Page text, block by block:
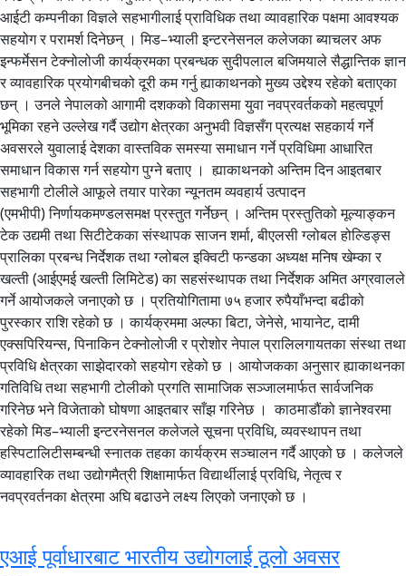
आईटी कम्पनीका विज्ञले सहभागीलाई प्राविधिक तथा व्यावहारिक पक्षमा आवश्यक
सहयोग र परामर्श दिनेछन् । मिड–भ्याली इन्टरनेसनल कलेजका ब्याचलर अफ
इन्फर्मेसन टेक्नोलोजी कार्यक्रमका प्रबन्धक सुदीपलाल बजिमयाले सैद्धान्तिक ज्ञान
र व्यावहारिक प्रयोगबीचको दूरी कम गर्नु ह्याकाथनको मुख्य उद्देश्य रहेको बताएका
छन् । उनले नेपालको आगामी दशकको विकासमा युवा नवप्रवर्तकको महत्वपूर्ण
भूमिका रहने उल्लेख गर्दै उद्योग क्षेत्रका अनुभवी विज्ञसँग प्रत्यक्ष सहकार्य गर्ने
अवसरले युवालाई देशका वास्तविक समस्या समाधान गर्ने प्रविधिमा आधारित
समाधान विकास गर्न सहयोग पुग्ने बताए । ह्याकाथनको अन्तिम दिन आइतबार
सहभागी टोलीले आफूले तयार पारेका न्यूनतम व्यवहार्य उत्पादन
(एमभीपी) निर्णायकमण्डलसमक्ष प्रस्तुत गर्नेछन् । अन्तिम प्रस्तुतिको मूल्याङ्कन
टेक उद्यमी तथा सिटीटेकका संस्थापक साजन शर्मा, बीएलसी ग्लोबल होल्डिङ्स
प्रालिका प्रबन्ध निर्देशक तथा ग्लोबल इक्विटी फन्डका अध्यक्ष मनिष खेम्का र
खल्ती (आईएमई खल्ती लिमिटेड) का सहसंस्थापक तथा निर्देशक अमित अग्रवालले
गर्ने आयोजकले जनाएको छ । प्रतियोगितामा ७५ हजार रुपैयाँभन्दा बढीको
पुरस्कार राशि रहेको छ । कार्यक्रममा अल्फा बिटा, जेनेसे, भायानेट, दामी
एक्सपिरियन्स, पिनाकिन टेक्नोलोजी र प्रोशोर नेपाल प्रालिलगायतका संस्था तथा
प्रविधि क्षेत्रका साझेदारको सहयोग रहेको छ । आयोजकका अनुसार ह्याकाथनका
गतिविधि तथा सहभागी टोलीको प्रगति सामाजिक सञ्जालमार्फत सार्वजनिक
गरिनेछ भने विजेताको घोषणा आइतबार साँझ गरिनेछ । काठमाडौंको ज्ञानेश्वरमा
रहेको मिड–भ्याली इन्टरनेसनल कलेजले सूचना प्रविधि, व्यवस्थापन तथा
हस्पिटालिटीसम्बन्धी स्नातक तहका कार्यक्रम सञ्चालन गर्दै आएको छ । कलेजले
व्यावहारिक तथा उद्योगमैत्री शिक्षामार्फत विद्यार्थीलाई प्रविधि, नेतृत्व र
नवप्रवर्तनका क्षेत्रमा अघि बढाउने लक्ष्य लिएको जनाएको छ ।
एआई पूर्वाधारबाट भारतीय उद्योगलाई ठूलो अवसर